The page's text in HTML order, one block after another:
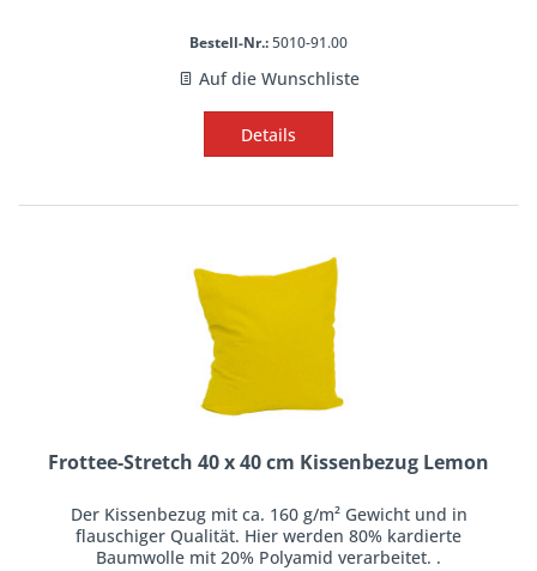
Bestell-Nr.:5010-91.00
Auf die Wunschliste
Details
Frottee-Stretch 40 x 40 cm Kissenbezug Lemon
Der Kissenbezug mit ca. 160 g/m² Gewicht und in
flauschiger Qualität. Hier werden 80% kardierte
Baumwolle mit 20% Polyamid verarbeitet. .